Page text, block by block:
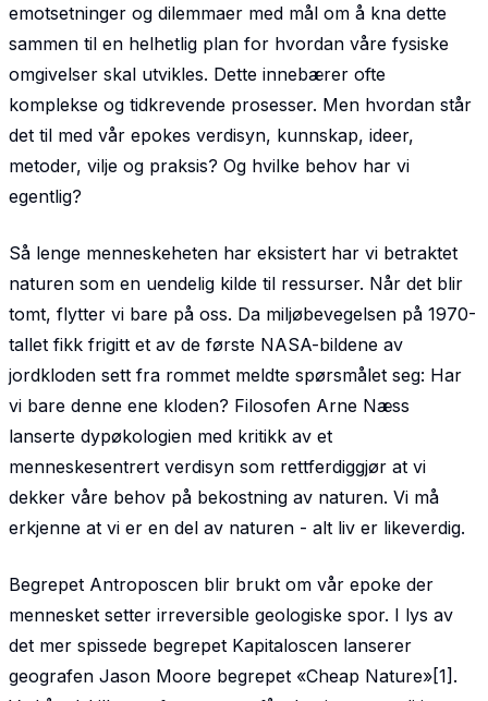
emotsetninger og dilemmaer med mål om å kna dette
sammen til en helhetlig plan for hvordan våre fysiske
omgivelser skal utvikles. Dette innebærer ofte
komplekse og tidkrevende prosesser. Men hvordan står
det til med vår epokes verdisyn, kunnskap, ideer,
metoder, vilje og praksis? Og hvilke behov har vi
egentlig?
Så lenge menneskeheten har eksistert har vi betraktet
naturen som en uendelig kilde til ressurser. Når det blir
tomt, flytter vi bare på oss. Da miljøbevegelsen på 1970-
tallet fikk frigitt et av de første NASA-bildene av
jordkloden sett fra rommet meldte spørsmålet seg: Har
vi bare denne ene kloden? Filosofen Arne Næss
lanserte dypøkologien med kritikk av et
menneskesentrert verdisyn som rettferdiggjør at vi
dekker våre behov på bekostning av naturen. Vi må
erkjenne at vi er en del av naturen - alt liv er likeverdig.
Begrepet Antroposcen blir brukt om vår epoke der
mennesket setter irreversible geologiske spor. I lys av
det mer spissede begrepet Kapitaloscen lanserer
geografen Jason Moore begrepet «Cheap Nature»[1].